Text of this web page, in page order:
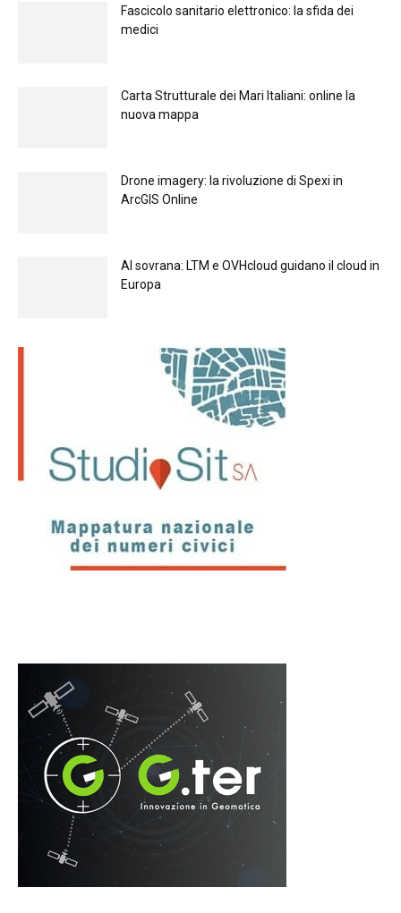
Fascicolo sanitario elettronico: la sfida dei
medici
Carta Strutturale dei Mari Italiani: online la
nuova mappa
Drone imagery: la rivoluzione di Spexi in
ArcGIS Online
Al sovrana: LTM е OVHcloud guidano il cloud in
Europа